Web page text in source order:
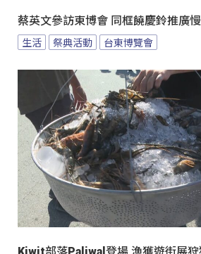
蔡英文參訪東博會 同框饒慶鈴推廣
生活 祭典活動 台東博覽會